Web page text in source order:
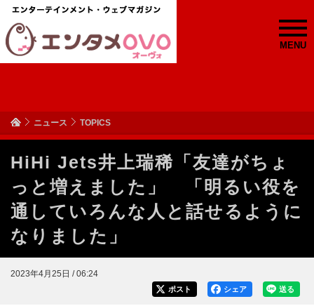
MENU
ニュース TOPICS
HiHi Jets井上瑞稀「友達がちょ
っと増えました」 「明るい役を
通していろんな人と話せるように
なりました」
2023年4月25日 / 06:24
送る
シェア
ポスト